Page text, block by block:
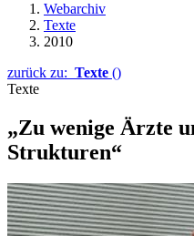
Webarchiv
Texte
2010
zurück zu: Texte ()
Texte
„Zu wenige Ärzte
Strukturen“